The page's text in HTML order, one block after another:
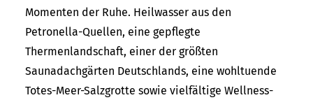
Momenten der Ruhe. Heilwasser aus den
Petronella-Quellen, eine gepflegte
Thermenlandschaft, einer der größten
Saunadachgärten Deutschlands, eine wohltuende
Totes-Meer-Salzgrotte sowie vielfältige Wellness-